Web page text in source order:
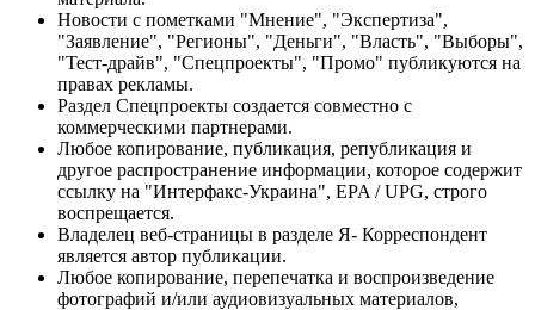
Новости с пометками "Мнение", "Экспертиза",
"Заявление", "Регионы", "Деньги", "Власть", "Выборы",
"Тест-драйв", "Спецпроекты", "Промо" публикуются на
правах рекламы.
Раздел Спецпроекты создается совместно с
коммерческими партнерами.
Любое копирование, публикация, републикация и
другое распространение информации, которое содержит
ссылку на "Интерфакс-Украина", EPA / UPG, строго
воспрещается.
Владелец веб-страницы в разделе Я- Корреспондент
является автор публикации.
Любое копирование, перепечатка и воспроизведение
фотографий и/или аудиовизуальных материалов,